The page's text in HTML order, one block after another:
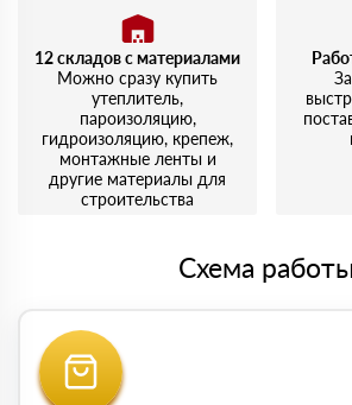
12 складов с материалами
Можно сразу купить
утеплитель,
пароизоляцию,
гидроизоляцию, крепеж,
монтажные ленты и
другие материалы для
строительства
Схема работы